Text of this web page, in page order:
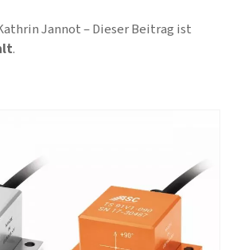
Jannot
Dieser Beitrag ist
.